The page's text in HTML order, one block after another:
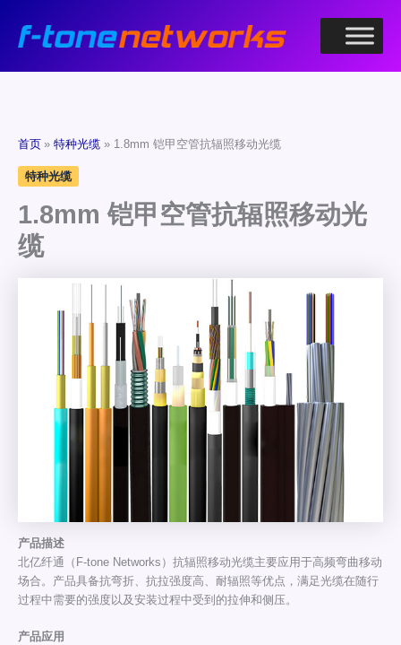
首页 特种光缆 1.8mm 铠甲空管抗辐照移动光缆
特种光缆
1.8mm 铠甲空管抗辐照移动光
缆
产品描述
北亿纤通（F-tone Networks）抗辐照移动光缆主要应用于高频弯曲移动
场合。产品具备抗弯折、抗拉强度高、耐辐照等优点，满足光缆在随行
过程中需要的强度以及安装过程中受到的拉伸和侧压。
产品应用